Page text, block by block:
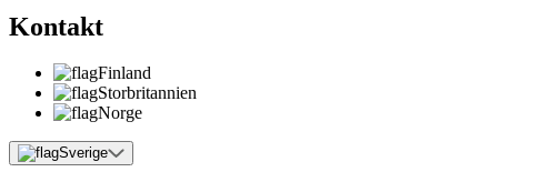
Kontakt
Finland
Storbritannien
Norge
Sverige